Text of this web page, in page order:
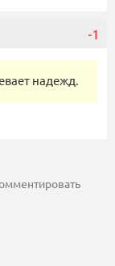
-1
надежд.